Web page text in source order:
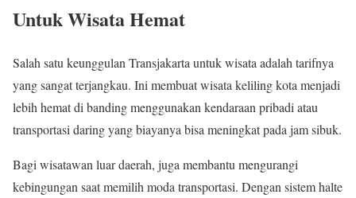
Untuk Wisata Hemat
Salah satu keunggulan Transjakarta untuk wisata adalah tarifnya
yang sangat terjangkau. Ini membuat wisata keliling kota menjadi
lebih hemat di banding menggunakan kendaraan pribadi atau
transportasi daring yang biayanya bisa meningkat pada jam sibuk.
Bagi wisatawan luar daerah, juga membantu mengurangi
kebingungan saat memilih moda transportasi. Dengan sistem halte